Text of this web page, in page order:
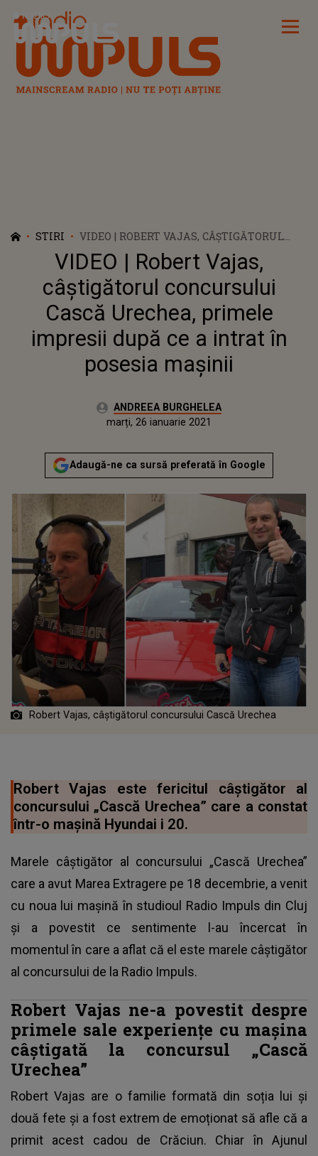
Radio Impuls
STIRI
VIDEO | ROBERT VAJAS, CÂȘTIGĂTORUL
CONCURSULUI CASCĂ URECHEA, PRIMELE
IMPRESII DUPĂ CE A INTRAT ÎN POSESIA
MAȘINII
VIDEO | Robert Vajas,
câștigătorul concursului
Cască Urechea, primele
impresii după ce a intrat în
posesia mașinii
Autor:ANDREEA BURGHELEA
marți, 26 ianuarie 2021Actualizat:
marți, 26 ianuarie 2021
Adaugă-ne ca sursă preferată în Google
Robert Vajas, câștigătorul concursului Cască Urechea
Robert Vajas este fericitul câștigător al
concursului „Cască Urechea” care a constat
într-o mașină Hyundai i 20.
Marele câștigător al concursului „Cască Urechea”
care a avut Marea Extragere pe 18 decembrie, a venit
cu noua lui mașină în studioul Radio Impuls din Cluj
și a povestit ce sentimente l-au încercat în
momentul în care a aflat că el este marele câștigător
al concursului de la Radio Impuls.
Robert Vajas ne-a povestit despre
primele sale experiențe cu mașina
câștigată la concursul „Cască
Urechea”
Robert Vajas are o familie formată din soția lui și
două fete și a fost extrem de emoționat să afle că a
primit acest cadou de Crăciun. Chiar în Ajunul